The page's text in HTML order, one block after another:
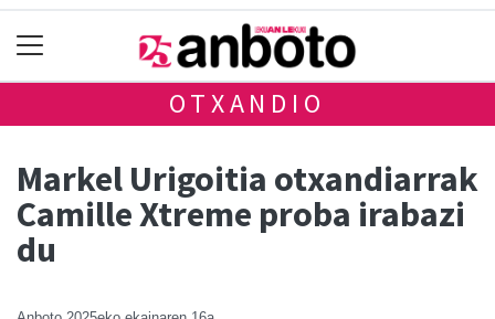
OTXANDIO
Markel Urigoitia otxandiarrak
Camille Xtreme proba irabazi
du